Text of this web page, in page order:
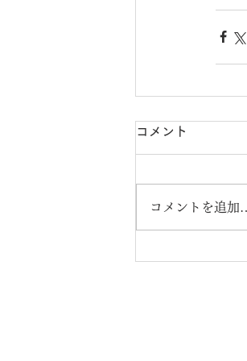
コメント
コメントを追加…